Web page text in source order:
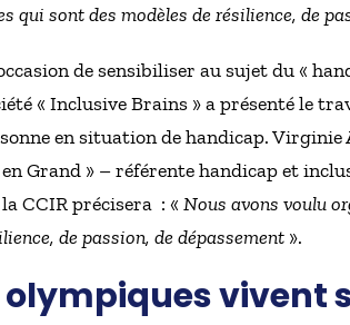
qui sont des modèles de résilience, de
de sensibiliser au sujet du «
« Inclusive Brains » a présenté le
en situation de handicap.
Grand » – référente handicap et
CCIR précisera : « Nous avons voulu
de passion, de dépassement ».
vivent